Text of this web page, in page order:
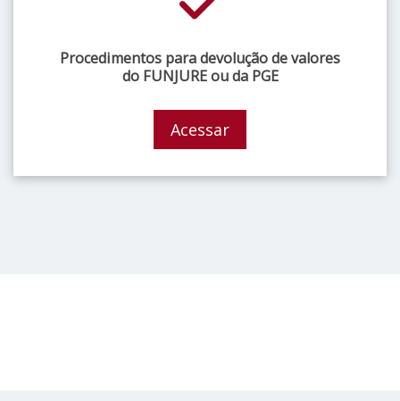
Procedimentos para devolução de valores
do FUNJURE ou da PGE
Acessar